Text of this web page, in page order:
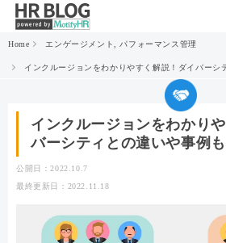
Home エンゲージメント パフォーマンス管理
インクルージョンをわかりやすく解説！ダイバーシ
インクルージョンをわかり
バーシティとの違いや事例
公開日：2022.10.7
最終更新日：2022.11.18